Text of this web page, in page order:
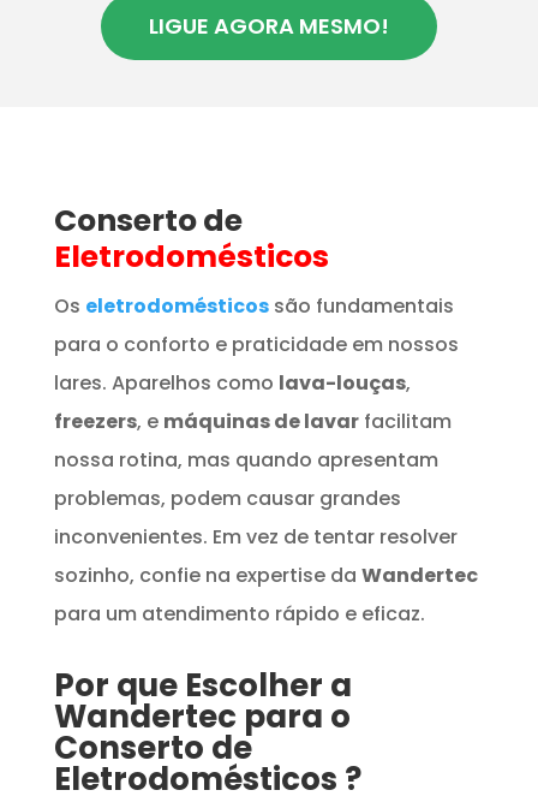
LIGUE AGORA MESMO!
Conserto de
Eletrodomésticos
Os eletrodomésticos são fundamentais
para o conforto e praticidade em nossos
lares. Aparelhos como lava-louças,
freezers, e máquinas de lavarfacilitam
nossa rotina, mas quando apresentam
problemas, podem causar grandes
inconvenientes. Em vez de tentar resolver
sozinho, confie na expertise da Wandertec
para um atendimento rápido e eficaz.
Por que Escolher a
Wandertec para o
Conserto de
Eletrodomésticos ?